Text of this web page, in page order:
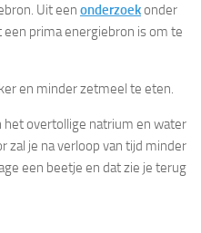
Uit een onderzoekonder
prima energiebron is om te
en minder zetmeel te eten.
het overtollige natrium en water
zal je na verloop van tijd minder
een beetje en dat zie je terug